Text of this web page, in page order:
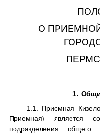
О
1.
1.1. Приемная
Приемная) является
подразделения